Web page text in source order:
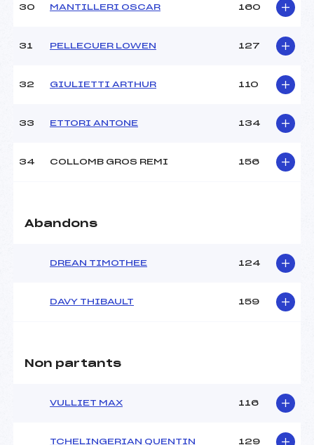
30 MANTILLERI OSCAR 160
31 PELLECUER LOWEN 127
32 GIULIETTI ARTHUR 110
33 ETTORI ANTONE 134
34 COLLOMB GROS REMI 156
Abandons
DREAN TIMOTHEE 124
DAVY THIBAULT 159
Non partants
VULLIET MAX 116
TCHELINGERIAN QUENTIN 129